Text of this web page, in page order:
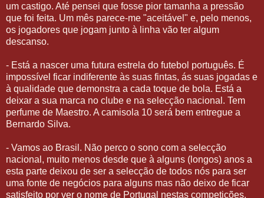
um castigo. Até pensei que fosse pior tamanha a pressão
que foi feita. Um mês parece-me "aceitável" e, pelo menos,
os jogadores que jogam junto à linha vão ter algum
descanso.
- Está a nascer uma futura estrela do futebol português. É
impossível ficar indiferente às suas fintas, ás suas jogadas e
à qualidade que demonstra a cada toque de bola. Está a
deixar a sua marca no clube e na selecção nacional. Tem
perfume de Maestro. A camisola 10 será bem entregue a
Bernardo Silva.
- Vamos ao Brasil. Não perco o sono com a selecção
nacional, muito menos desde que à alguns (longos) anos a
esta parte deixou de ser a selecção de todos nós para ser
uma fonte de negócios para alguns mas não deixo de ficar
satisfeito por ver o nome de Portugal nestas competições.